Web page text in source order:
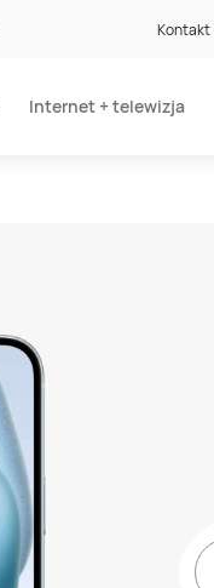
Kontakt
Internet + telewizja